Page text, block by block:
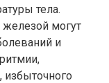
тела.
могут
и
избыточного